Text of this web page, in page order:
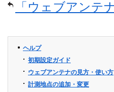
「ウェブアンテ
ヘルプ
初期設定ガイド
ウェブアンテナの見方・使い方
計測地点の追加・変更